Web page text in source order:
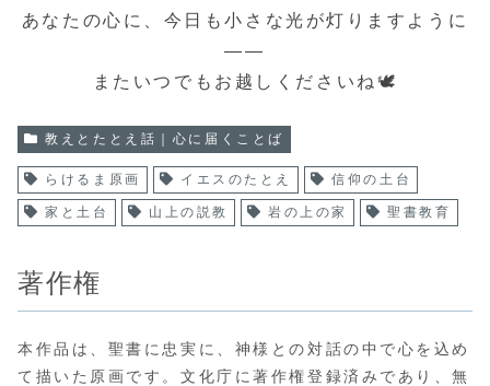
あなたの心に、今日も小さな光が灯りますように
――
またいつでもお越しくださいね🕊️
教えとたとえ話｜心に届くことば
らけるま原画 イエスのたとえ 信仰の土台
家と土台 山上の説教 岩の上の家 聖書教育
著作権
本作品は、聖書に忠実に、神様との対話の中で心を込め
て描いた原画です。文化庁に著作権登録済みであり、無